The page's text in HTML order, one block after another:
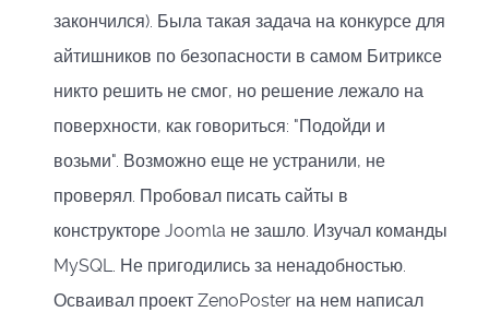
закончился). Была такая задача на конкурсе для
айтишников по безопасности в самом Битриксе
никто решить не смог, но решение лежало на
поверхности, как говориться: "Подойди и
возьми". Возможно еще не устранили, не
проверял. Пробовал писать сайты в
конструкторе Joomla не зашло. Изучал команды
MySQL. Не пригодились за ненадобностью.
Осваивал проект ZenoPoster на нем написал